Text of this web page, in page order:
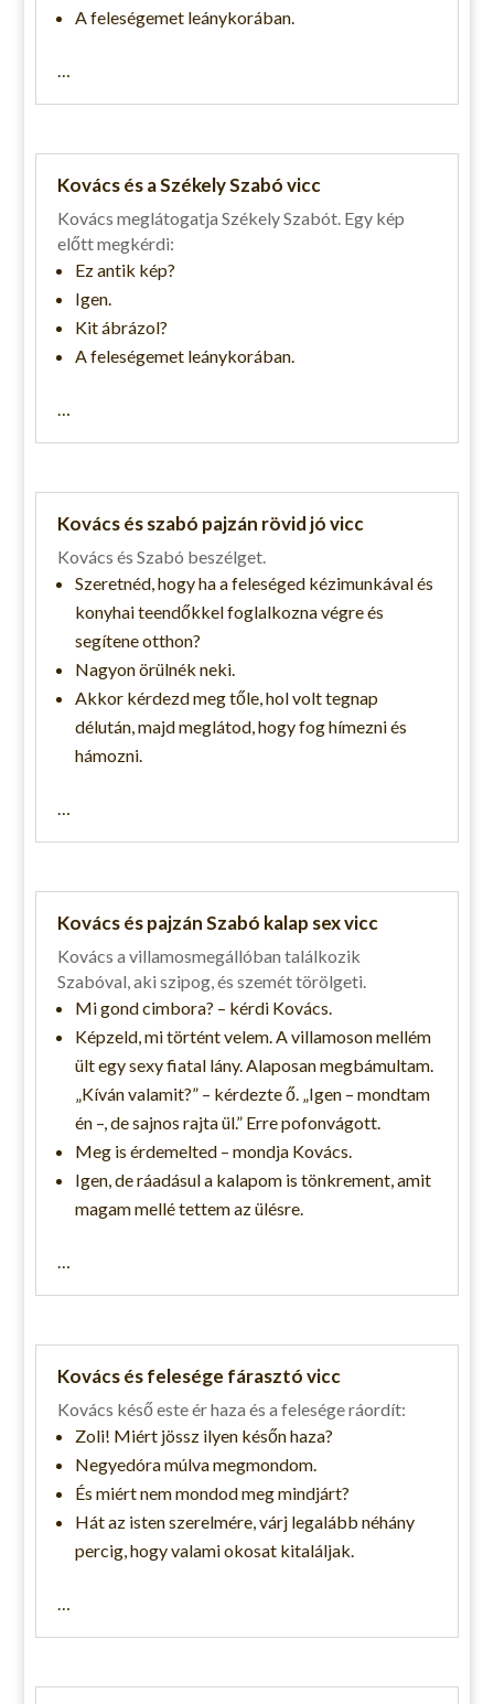
A feleségemet leánykorában.
…
Kovács és a Székely Szabó vicc
Kovács meglátogatja Székely Szabót. Egy kép
előtt megkérdi:
Ez antik kép?
Igen.
Kit ábrázol?
A feleségemet leánykorában.
…
Kovács és szabó pajzán rövid jó vicc
Kovács és Szabó beszélget.
Szeretnéd, hogy ha a feleséged kézimunkával és
konyhai teendőkkel foglalkozna végre és
segítene otthon?
Nagyon örülnék neki.
Akkor kérdezd meg tőle, hol volt tegnap
délután, majd meglátod, hogy fog hímezni és
hámozni.
…
Kovács és pajzán Szabó kalap sex vicc
Kovács a villamosmegállóban találkozik
Szabóval, aki szipog, és szemét törölgeti.
Mi gond cimbora? – kérdi Kovács.
Képzeld, mi történt velem. A villamoson mellém
ült egy sexy fiatal lány. Alaposan megbámultam.
„Kíván valamit?” – kérdezte ő. „Igen – mondtam
én –, de sajnos rajta ül.” Erre pofonvágott.
Meg is érdemelted – mondja Kovács.
Igen, de ráadásul a kalapom is tönkrement, amit
magam mellé tettem az ülésre.
…
Kovács és felesége fárasztó vicc
Kovács késő este ér haza és a felesége ráordít:
Zoli! Miért jössz ilyen későn haza?
Negyedóra múlva megmondom.
És miért nem mondod meg mindjárt?
Hát az isten szerelmére, várj legalább néhány
percig, hogy valami okosat kitaláljak.
…